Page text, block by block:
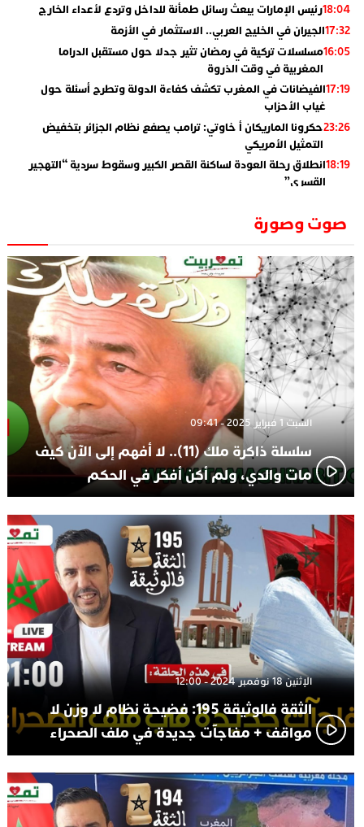
18:04رئيس الإمارات يبعث رسائل طمأنة للداخل وتردع لأعداء الخارج
17:32الجيران في الخليج العربي.. الاستثمار في الأزمة
16:05مسلسلات تركية في رمضان تثير جدلا حول مستقبل الدراما
المغربية في وقت الذروة
17:19الفيضانات في المغرب تكشف كفاءة الدولة وتطرح أسئلة حول
غياب الأحزاب
23:26حكرونا الماريكان أ خاوتي: ترامب يصفع نظام الجزائر بتخفيض
التمثيل الأمريكي
18:19انطلاق رحلة العودة لساكنة القصر الكبير وسقوط سردية “التهجير
القسري”
01:55
​”لارام”.. 3 خطوط أخرى نحو إسبانيا وهذه هي الوجهات
14:37الاعلامي حسن فاتح.. لهذا السبب يرفض بعض لاعبوا المنتخب
تعيين السكتيوي
صوت وصورة
السبت 1 فبراير 2025 - 09:41
سلسلة ذاكرة ملك (11).. لا أفهم إلى الآن كيف
مات والدي، ولم أكن أفكر في الحكم
الإثنين 18 نوفمبر 2024 - 12:00
الثقة فالوثيقة 195: فضيحة نظام لا وزن لا
مواقف + مفاجآت جديدة في ملف الصحراء